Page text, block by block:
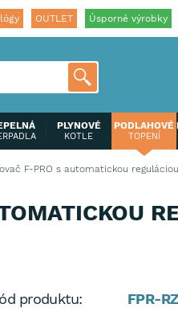
OUTLET Úsporné výrobky
PLYNOVÉ
KOTLE
PODLAHOVÉ
TOPENÍ
F-PRO s automatickou
produktu:
FPR-